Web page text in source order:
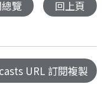
覽 回上頁
URL 訂閱複製